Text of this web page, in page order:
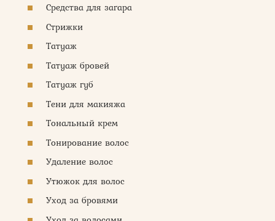
Средства для загара
Стрижки
Татуаж
Татуаж бровей
Татуаж губ
Тени для макияжа
Тональный крем
Тонирование волос
Удаление волос
Утюжок для волос
Уход за бровями